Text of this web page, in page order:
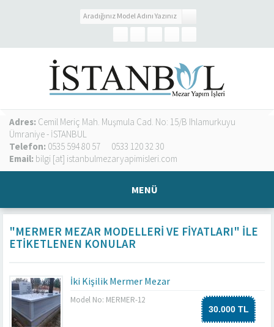
Adres: Cemil Meriç Mah. Muşmula Cad. No: 15/B Ihlamurkuyu
Ümraniye - İSTANBUL
Telefon: 0535 594 80 57
0533 120 32 30
Email: bilgi [at] istanbulmezaryapimisleri.com
MENÜ
"MERMER MEZAR MODELLERI VE FIYATLARI" ILE
ETIKETLENEN KONULAR
İki Kişilik Mermer Mezar
Model No: MERMER-12
30.000 TL